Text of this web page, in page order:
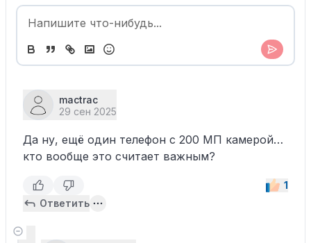
mactrac
29 сен 2025
Да ну, ещё один телефон с 200 МП камерой…
кто вообще это считает важным?
1
Ответить